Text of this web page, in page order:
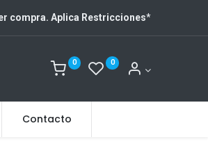
compra. Aplica Restricciones*
0 0
Contacto